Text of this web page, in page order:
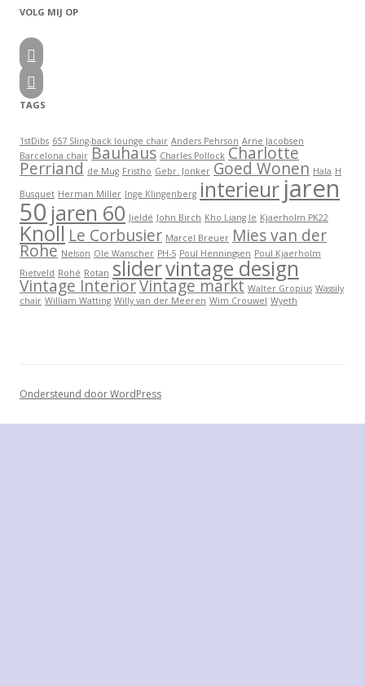
VOLG MIJ OP


TAGS
1stDibs 657 Sling-back lounge chair Anders Pehrson Arne Jacobsen
Barcelona chair Bauhaus Charles Pollock Charlotte
Perriand de Mug Fristho Gebr. Jonker Goed Wonen Hala H
Busquet Herman Miller Inge Klingenberg interieur jaren
50 jaren 60 Jieldé John Birch Kho Liang Ie Kjaerholm PK22
Knoll Le Corbusier Marcel Breuer Mies van der
Rohe Nelson Ole Wanscher PH-5 Poul Henningsen Poul Kjaerholm
Rietveld Rohé Rotan slidervintage design
Vintage InteriorVintage markt Walter Gropius Wassily
chair William Watting Willy van der Meeren Wim Crouwel Wyeth
Ondersteund door WordPress